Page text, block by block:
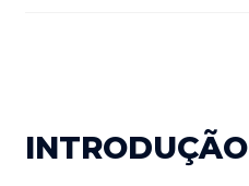
INTRODUÇÃO